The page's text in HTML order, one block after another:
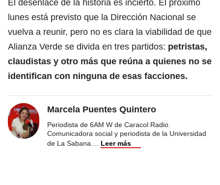
El desenlace de la historia es incierto. El próximo
lunes está previsto que la Dirección Nacional se
vuelva a reunir, pero no es clara la viabilidad de que
Alianza Verde se divida en tres partidos: petristas,
claudistas y otro más que reúna a quienes no se
identifican con ninguna de esas facciones.
Marcela Puentes Quintero
Periodista de 6AM W de Caracol Radio.
Comunicadora social y periodista de la Universidad
de La Sabana.... Leer más